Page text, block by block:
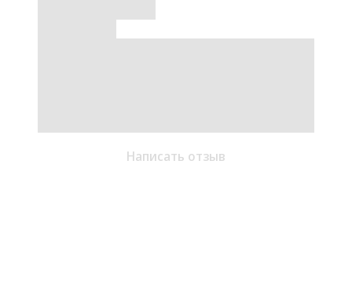
Написать отзыв